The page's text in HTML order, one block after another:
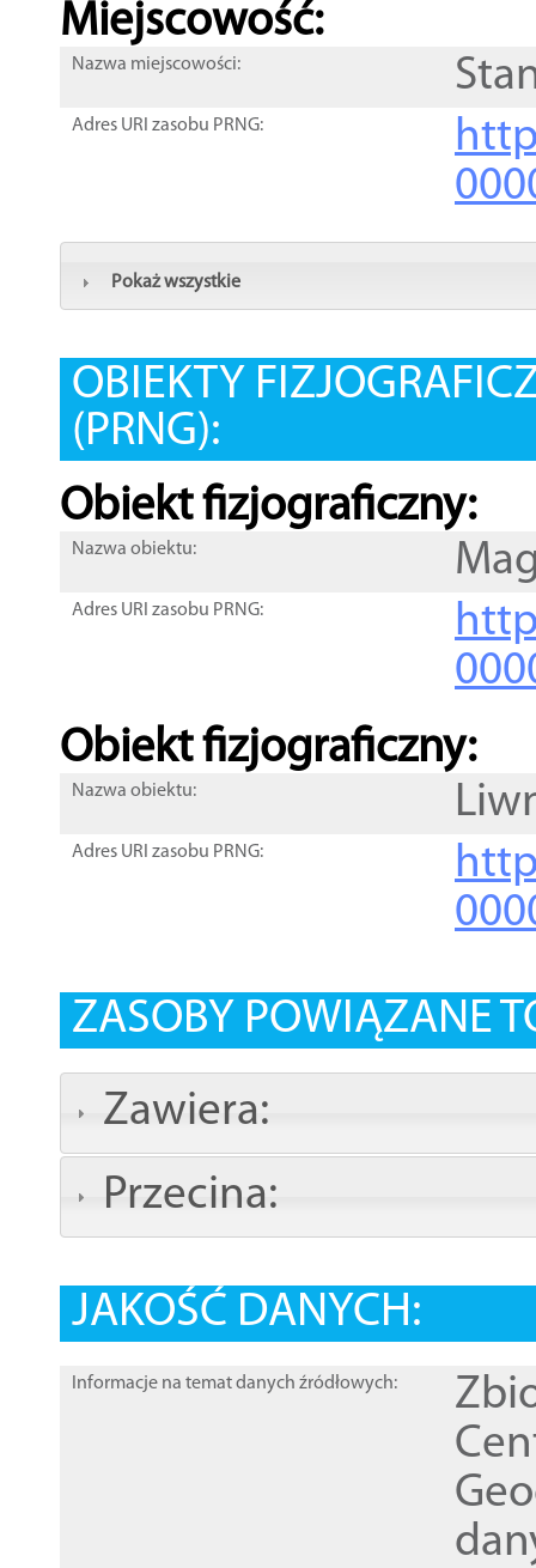
Miejscowość:
Nazwa miejscowości:
Adres URI zasobu PRNG:
Pokaż wszystkie
OBIEKTY
(PRNG):
Obiekt fizjograficzny:
Nazwa obiektu:
Adres URI zasobu PRNG:
Obiekt fizjograficzny:
Nazwa obiektu:
Adres URI zasobu PRNG:
ZASOBY POWIĄZANE
Zawiera:
Przecina:
JAKOŚĆ DANYCH:
Informacje na temat danych źródłowych: